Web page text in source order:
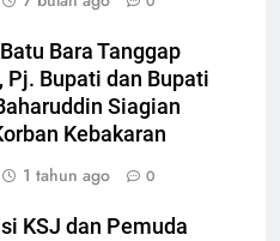
Bara Tanggap
Pj. Bupati dan Bupati
Siagian
Kebakaran
1 tahun ago 0
KSJ dan Pemuda